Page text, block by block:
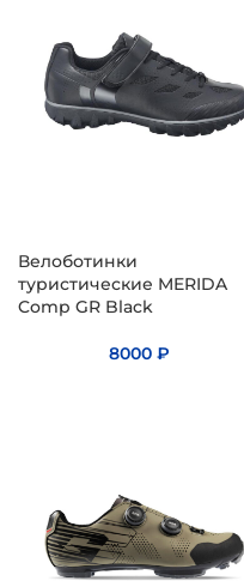
Велоботинки
туристические MERIDA
Comp GR Black
8000₽